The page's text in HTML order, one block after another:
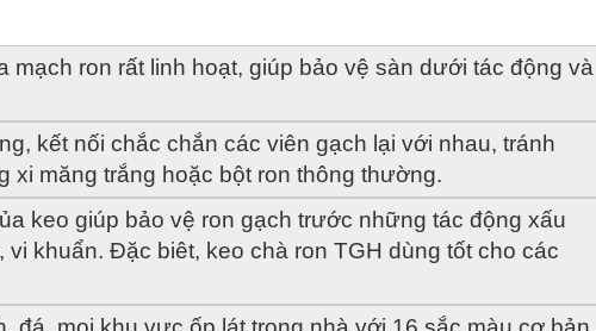
mạch ron rất linh hoạt, giúp bảo vệ sàn dưới tác động và
kết nối chắc chắn các viên gạch lại với nhau, tránh
xi măng trắng hoặc bột ron thông thường.
keo giúp bảo vệ ron gạch trước những tác động xấu
khuẩn. Đặc biêt, keo chà ron TGH dùng tốt cho các